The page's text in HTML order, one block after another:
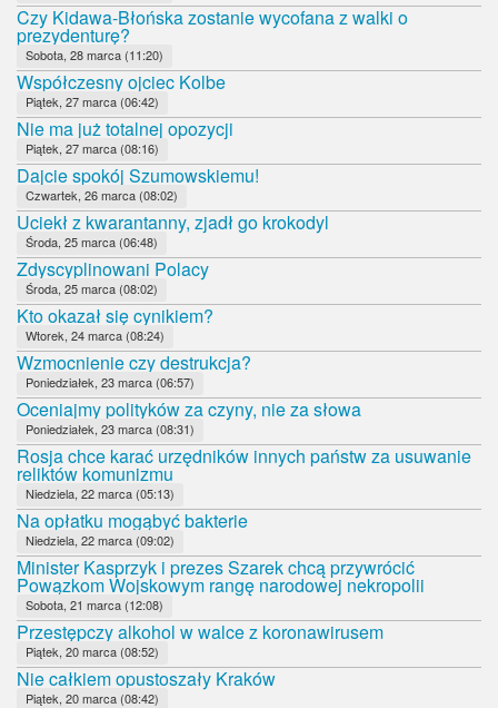
Czy Kidawa-Błońska zostanie wycofana z walki o
prezydenturę?
Sobota, 28 marca (11:20)
Współczesny ojciec Kolbe
Piątek, 27 marca (06:42)
Nie ma już totalnej opozycji
Piątek, 27 marca (08:16)
Dajcie spokój Szumowskiemu!
Czwartek, 26 marca (08:02)
Uciekł z kwarantanny, zjadł go krokodyl
Środa, 25 marca (06:48)
Zdyscyplinowani Polacy
Środa, 25 marca (08:02)
Kto okazał się cynikiem?
Wtorek, 24 marca (08:24)
Wzmocnienie czy destrukcja?
Poniedziałek, 23 marca (06:57)
Oceniajmy polityków za czyny, nie za słowa
Poniedziałek, 23 marca (08:31)
Rosja chce karać urzędników innych państw za usuwanie
reliktów komunizmu
Niedziela, 22 marca (05:13)
Na opłatku mogąbyć bakterie
Niedziela, 22 marca (09:02)
Minister Kasprzyk i prezes Szarek chcą przywrócić
Powązkom Wojskowym rangę narodowej nekropolii
Sobota, 21 marca (12:08)
Przestępczy alkohol w walce z koronawirusem
Piątek, 20 marca (08:52)
Nie całkiem opustoszały Kraków
Piątek, 20 marca (08:42)